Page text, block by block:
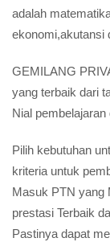
adalah
ekonomi,akutansi
GEMILANG
yang terbaik dari
Nial
Pilih kebutuhan
kriteria untuk
Masuk PTN yang
prestasi Terbaik
Pastinya dapat